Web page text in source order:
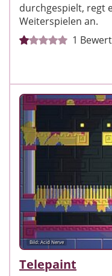
durchgespielt, regt
Weiterspielen an.
1
Bild: Acid Nerve
Telepaint